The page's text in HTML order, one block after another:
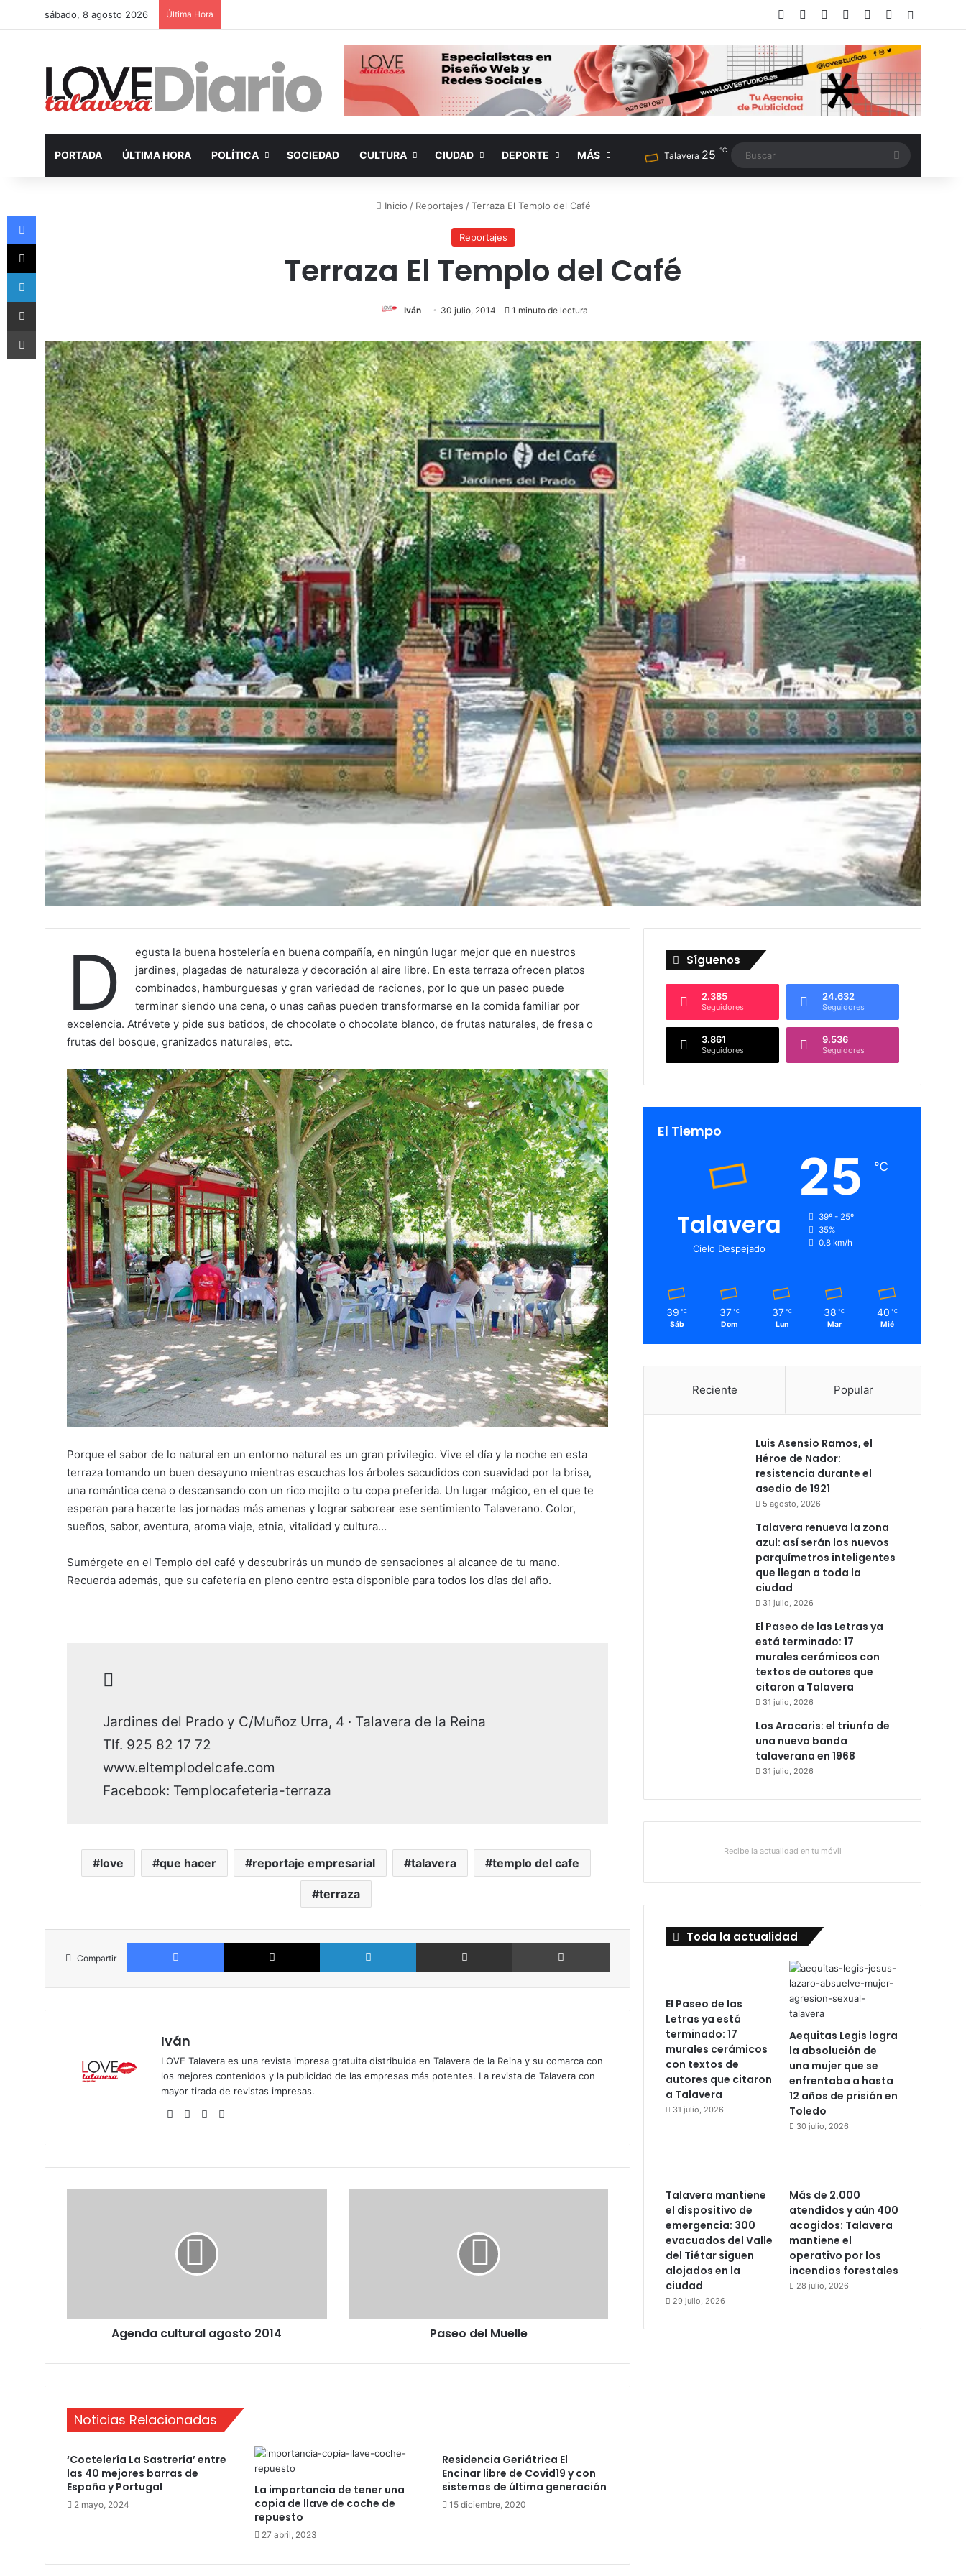
sábado, 8 agosto 2026 Última Hora Facebook LinkedInInstagram
TikTokRSS
PORTADA ÚLTIMA HORA POLÍTICA SOCIEDAD CULTURA CIUDAD DEPORTE MÁS Talavera 25 ℃
Inicio / Reportajes / Terraza El Templo del Café
Reportajes
Terraza El Templo del Café
Iván 30 julio, 2014 1 minuto de lectura
D
egusta la buena hostelería en buena compañía, en ningún lugar mejor que en nuestros
jardines, plagadas de naturaleza y decoración al aire libre. En esta terraza ofrecen platos
combinados, hamburguesas y gran variedad de raciones, por lo que un paseo puede
terminar siendo una cena, o unas cañas pueden transformarse en la comida familiar por
excelencia. Atrévete y pide sus batidos, de chocolate o chocolate blanco, de frutas naturales, de fresa o
frutas del bosque, granizados naturales, etc.
Porque el sabor de lo natural en un entorno natural es un gran privilegio. Vive el día y la noche en esta
terraza tomando un buen desayuno mientras escuchas los árboles sacudidos con suavidad por la brisa,
una romántica cena o descansando con un rico mojito o tu copa preferida. Un lugar mágico, en el que te
esperan para hacerte las jornadas más amenas y lograr saborear ese sentimiento Talaverano. Color,
sueños, sabor, aventura, aroma viaje, etnia, vitalidad y cultura…
Sumérgete en el Templo del café y descubrirás un mundo de sensaciones al alcance de tu mano.
Recuerda además, que su cafetería en pleno centro esta disponible para todos los días del año.
Jardines del Prado y C/Muñoz Urra, 4 · Talavera de la Reina
Tlf. 925 82 17 72
www.eltemplodelcafe.com
Facebook: Templocafeteria-terraza
love que hacer reportaje empresarial talavera templo del cafe
terraza
Compartir
Facebook X LinkedIn Compartir por Email
Iván
LOVE Talavera es una revista impresa gratuita distribuida en Talavera de la Reina y su comarca con
los mejores contenidos y la publicidad de las empresas más potentes. La revista de Talavera con
mayor tirada de revistas impresas.
Siti
we
b
Fa
bo
ok
X
ra
m
l
r
a
t
o
Agenda cultural agosto 2014
M
l
Paseo del Muelle
Noticias Relacionadas
‘Coctelería La Sastrería’ entre
las 40 mejores barras de
España y Portugal
2 mayo, 2024
La importancia de tener una
copia de llave de coche de
repuesto
27 abril, 2023
Residencia Geriátrica El
Encinar libre de Covid19 y con
sistemas de última generación
15 diciembre, 2020
Síguenos
2.385
Seguidores
24.632
Seguidores
3.861
Seguidores
9.536
Seguidores
El Tiempo
Talavera
Cielo Despejado
25 ℃
39º - 25º
35%
0.8 km/h
39 ℃
Sáb
37 ℃
Dom
37 ℃
Lun
38 ℃
Mar
40 ℃
Mié
Reciente Popular
Luis Asensio Ramos, el
Héroe de Nador:
resistencia durante el
asedio de 1921
5 agosto, 2026
Talavera renueva la zona
azul: así serán los nuevos
parquímetros inteligentes
que llegan a toda la
ciudad
31 julio, 2026
El Paseo de las Letras ya
está terminado: 17
murales cerámicos con
textos de autores que
citaron a Talavera
31 julio, 2026
Los Aracaris: el triunfo de
una nueva banda
talaverana en 1968
31 julio, 2026
Recibe la actualidad en tu móvil
Toda la actualidad
El Paseo de las
Letras ya está
terminado: 17
murales cerámicos
con textos de
autores que citaron
a Talavera
31 julio, 2026
Aequitas Legis logra
la absolución de
una mujer que se
enfrentaba a hasta
12 años de prisión en
Toledo
30 julio, 2026
Talavera mantiene
el dispositivo de
emergencia: 300
evacuados del Valle
del Tiétar siguen
alojados en la
ciudad
29 julio, 2026
Más de 2.000
atendidos y aún 400
acogidos: Talavera
mantiene el
operativo por los
incendios forestales
28 julio, 2026